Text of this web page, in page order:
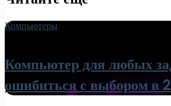
Компьютеры
Компьютер для любых
ошибиться с выбором в